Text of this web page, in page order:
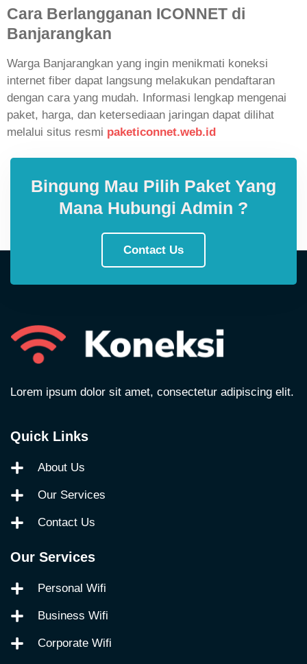
Cara Berlangganan ICONNET di
Banjarangkan
Warga Banjarangkan yang ingin menikmati koneksi
internet fiber dapat langsung melakukan pendaftaran
dengan cara yang mudah. Informasi lengkap mengenai
paket, harga, dan ketersediaan jaringan dapat dilihat
melalui situs resmi paketiconnet.web.id
Bingung Mau Pilih Paket Yang
Mana Hubungi Admin ?
Contact Us
Lorem ipsum dolor sit amet, consectetur adipiscing elit.
Quick Links
About Us
Our Services
Contact Us
Our Services
Personal Wifi
Business Wifi
Corporate Wifi